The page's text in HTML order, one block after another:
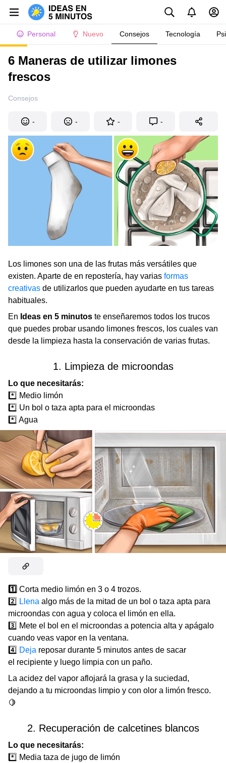
Personal Nuevo Consejos Tecnología
6 Maneras de utilizar limones
frescos
Consejos
- - - -
Los limones son una de las frutas más versátiles que
existen. Aparte de en repostería, hay varias formas
creativas de utilizarlos que pueden ayudarte en tus tareas
habituales.
En Ideas en 5 minutos te enseñaremos todos los trucos
que puedes probar usando limones frescos, los cuales van
desde la limpieza hasta la conservación de varias frutas.
1. Limpieza de microondas
Lo que necesitarás:
*️⃣ Medio limón
*️⃣ Un bol o taza apta para el microondas
*️⃣ Agua
1️⃣ Corta medio limón en 3 o 4 trozos.
2️⃣ Llena algo más de la mitad de un bol o taza apta para
microondas con agua y coloca el limón en ella.
3️⃣ Mete el bol en el microondas a potencia alta y apágalo
cuando veas vapor en la ventana.
4️⃣ Deja reposar durante 5 minutos antes de sacar
el recipiente y luego limpia con un paño.
La acidez del vapor aflojará la grasa y la suciedad,
dejando a tu microondas limpio y con olor a limón fresco.
🍋
2. Recuperación de calcetines blancos
Lo que necesitarás:
*️⃣ Media taza de jugo de limón